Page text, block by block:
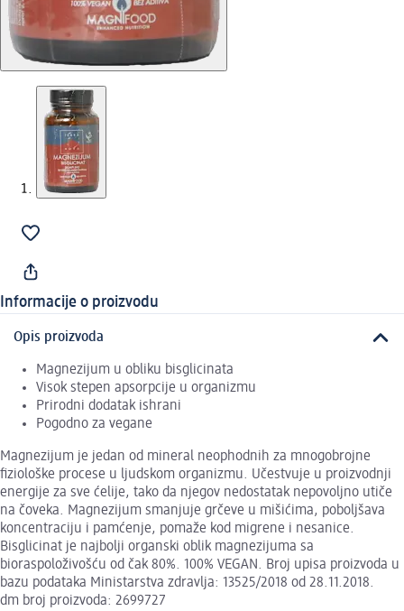
Informacije o proizvodu
Opis proizvoda
Magnezijum u obliku bisglicinata
Visok stepen apsorpcije u organizmu
Prirodni dodatak ishrani
Pogodno za vegane
Magnezijum je jedan od mineral neophodnih za mnogobrojne
fiziološke procese u ljudskom organizmu. Učestvuje u proizvodnji
energije za sve ćelije, tako da njegov nedostatak nepovoljno utiče
na čoveka. Magnezijum smanjuje grčeve u mišićima, poboljšava
koncentraciju i pamćenje, pomaže kod migrene i nesanice.
Bisglicinat je najbolji organski oblik magnezijuma sa
bioraspoloživošću od čak 80%. 100% VEGAN. Broj upisa proizvoda u
bazu podataka Ministarstva zdravlja: 13525/2018 od 28.11.2018.
dm broj proizvoda: 2699727